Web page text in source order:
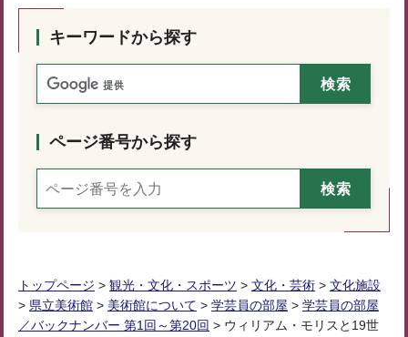
キーワードから探す
ページ番号から探す
トップページ > 観光・文化・スポーツ > 文化・芸術 > 文化施設
> 県立美術館 > 美術館について > 学芸員の部屋 > 学芸員の部屋
／バックナンバー 第1回～第20回 > ウィリアム・モリスと19世